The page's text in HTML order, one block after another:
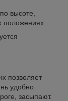
высоте,
положениях
позволяет
удобно
засыпают.